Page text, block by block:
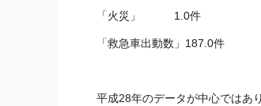
「火災」 1.0件
「救急車出動数」187.0件
平成28年のデータが中心ではあ